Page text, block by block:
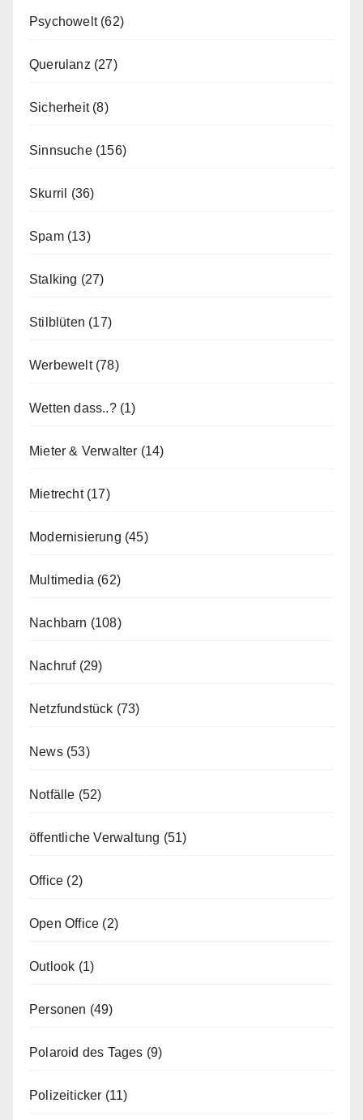
Psychowelt(62)
Querulanz (27)
Sicherheit(8)
Sinnsuche(156)
Skurril (36)
Spam(13)
Stalking (27)
Stilblüten (17)
Werbewelt(78)
Wetten dass..?(1)
Mieter & Verwalter (14)
Mietrecht(17)
Modernisierung (45)
Multimedia (62)
Nachbarn (108)
Nachruf(29)
Netzfundstück (73)
News(53)
Notfälle (52)
öffentliche Verwaltung (51)
Office (2)
Open Office (2)
Outlook (1)
Personen (49)
Polaroid des Tages (9)
Polizeiticker (11)